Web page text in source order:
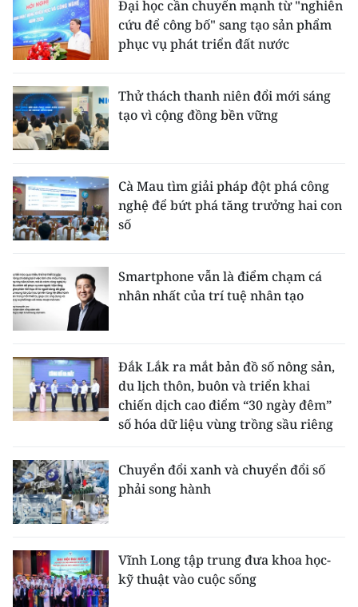
Đại học cần chuyển mạnh từ "nghiên
cứu để công bố" sang tạo sản phẩm
phục vụ phát triển đất nước
Thử thách thanh niên đổi mới sáng
tạo vì cộng đồng bền vững
Cà Mau tìm giải pháp đột phá công
nghệ để bứt phá tăng trưởng hai con
số
Smartphone vẫn là điểm chạm cá
nhân nhất của trí tuệ nhân tạo
Đắk Lắk ra mắt bản đồ số nông sản,
du lịch thôn, buôn và triển khai
chiến dịch cao điểm “30 ngày đêm”
số hóa dữ liệu vùng trồng sầu riêng
Chuyển đổi xanh và chuyển đổi số
phải song hành
Vĩnh Long tập trung đưa khoa học-
kỹ thuật vào cuộc sống